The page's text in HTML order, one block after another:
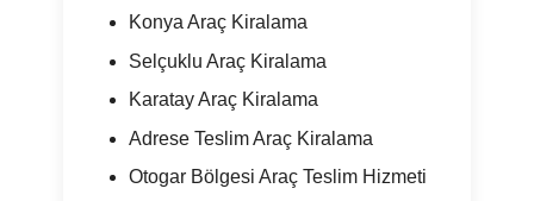
Konya Araç Kiralama
Selçuklu Araç Kiralama
Karatay Araç Kiralama
Adrese Teslim Araç Kiralama
Otogar Bölgesi Araç Teslim Hizmeti